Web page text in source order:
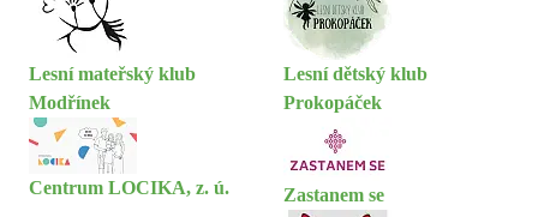
Lesní mateřský klub
Modřínek
Lesní dětský klub
Prokopáček
Centrum LOCIKA, z. ú. Zastanem se